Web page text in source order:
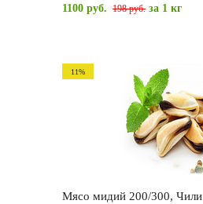
1100 руб. 198 руб. за 1 кг
11%
Мясо мидий 200/300, Чили